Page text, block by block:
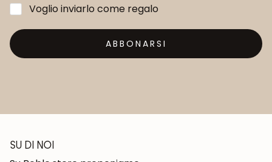
Voglio inviarlo come regalo
ABBONARSI
SU DI NOI